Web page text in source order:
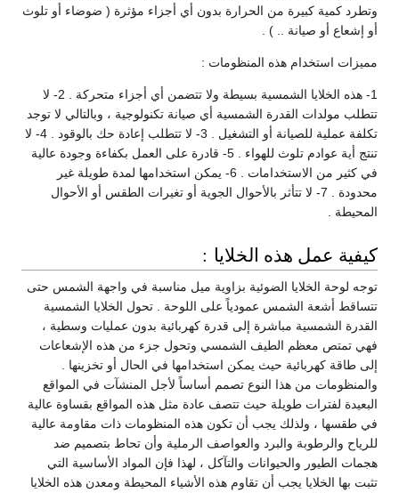
وتطرد كمية كبيرة من الحرارة بدون أي أجزاء مؤثرة ( ضوضاء أو تلوث
أو إشعاع أو صيانة .. ) .
مميزات استخدام هذه المنظومات :
1- هذه الخلايا الشمسية بسيطة ولا تتضمن أي أجزاء متحركة . 2- لا
تتطلب مولدات القدرة الشمسية أي صيانة تكنولوجية ، وبالتالي لا توجد
تكلفة عملية للصيانة أو التشغيل . 3- لا تتطلب إعادة حك بالوقود . 4- لا
تنتج أية عوادم تلوث للهواء . 5- قادرة على العمل بكفاءة وجودة عالية
في كثير من الاستخدامات . 6- يمكن استخدامها لمدة طويلة غير
محدودة . 7- لا تتأثر بالأحوال الجوية أو تغيرات الطقس أو الأحوال
المحيطة .
كيفية عمل هذه الخلايا :
توجه لوحة الخلايا الضوئية بزاوية ميل مناسبة في واجهة الشمس حتى
تتساقط أشعة الشمس عمودياً على اللوحة . تحول الخلايا الشمسية
القدرة الشمسية مباشرة إلى قدرة كهربائية بدون عمليات وسطية ،
فهي تمتص معظم الطيف الشمسي وتحول جزء من هذه الإشعاعات
إلى طاقة كهربائية حيث يمكن استخدامها في الحال أو تخزينها .
والمنظومات من هذا النوع تصمم أساساً لأجل المنشآت في المواقع
البعيدة لفترات طويلة حيث تتصف عادة مثل هذه المواقع بقساوة عالية
في طقسها ، ولذلك يجب أن تكون هذه المنظومات ذات مقاومة عالية
للرياح والرطوبة والبرد والعواصف الرملية وأن تحاط بتصميم ضد
هجمات الطيور والحيوانات والتآكل ، لهذا فإن المواد الأساسية التي
تثبت بها الخلايا يجب أن تقاوم هذه الأشياء المحيطة ومعدن هذه الخلايا